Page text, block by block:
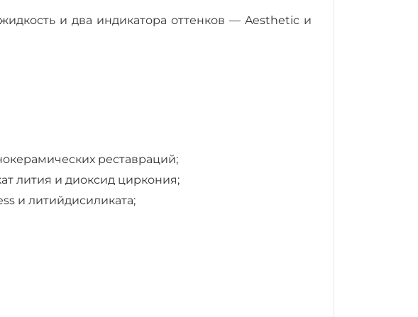
и два индикатора оттенков — Aesthetic и
реставраций;
лития и диоксид циркония;
и литийдисиликата;